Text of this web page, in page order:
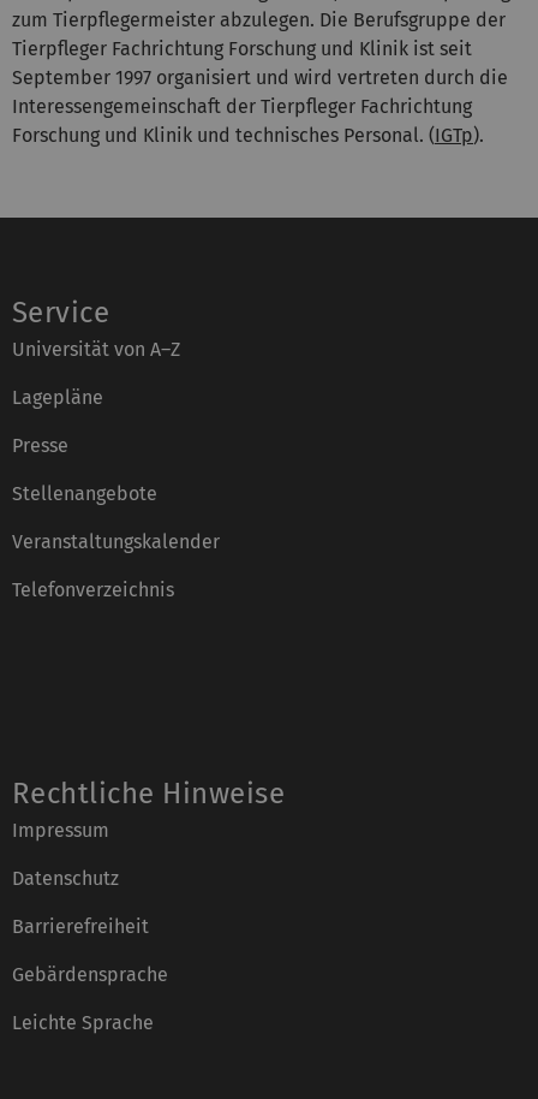
zum Tierpflegermeister abzulegen. Die Berufsgruppe der
Tierpfleger Fachrichtung Forschung und Klinik ist seit
September 1997 organisiert und wird vertreten durch die
Interessengemeinschaft der Tierpfleger Fachrichtung
Forschung und Klinik und technisches Personal. (IGTp).
Service
Universität von A–Z
Lagepläne
Presse
Stellenangebote
Veranstaltungskalender
Telefonverzeichnis
Rechtliche Hinweise
Impressum
Datenschutz
Barrierefreiheit
Gebärdensprache
Leichte Sprache